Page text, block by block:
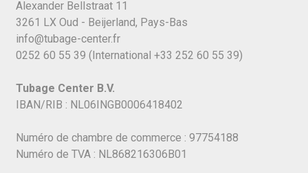
Alexander Bellstraat 11
3261 LX Oud - Beijerland, Pays-Bas
info@tubage-center.fr
0252 60 55 39 (International +33 252 60 55 39)
Tubage Center B.V.
IBAN/RIB : NL06INGB0006418402
Numéro de chambre de commerce : 97754188
Numéro de TVA : NL868216306B01